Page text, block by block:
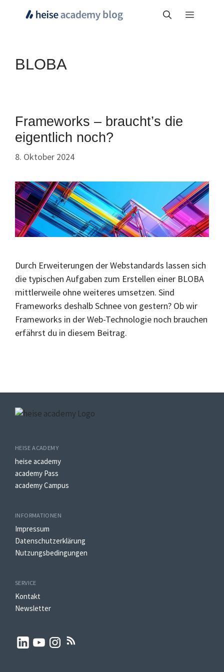
Menü
BLOBA
Frameworks – braucht’s die
eigentlich noch?
8. Oktober 2024
Durch Erweiterungen der Webstandards lassen sich
die typischen Aufgaben zum Erstellen einer BLOBA
mittlerweile ohne weiteres umsetzen. Sind
Frameworks deshalb Schnee von gestern? Ob wir
Frameworks in der Web-Technologie noch brauchen
erfährst du in diesem Beitrag.
HEISE ACADEMY
heise academy
academy Pass
academy Campus
INFORMATIONEN
Impressum
Datenschutzerklärung
Nutzungsbedingungen
SERVICE
Kontakt
Newsletter